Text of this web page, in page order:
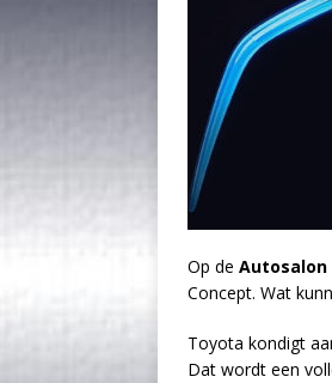
Op de Autosalon
Concept. Wat
Toyota kondigt
Dat wordt een